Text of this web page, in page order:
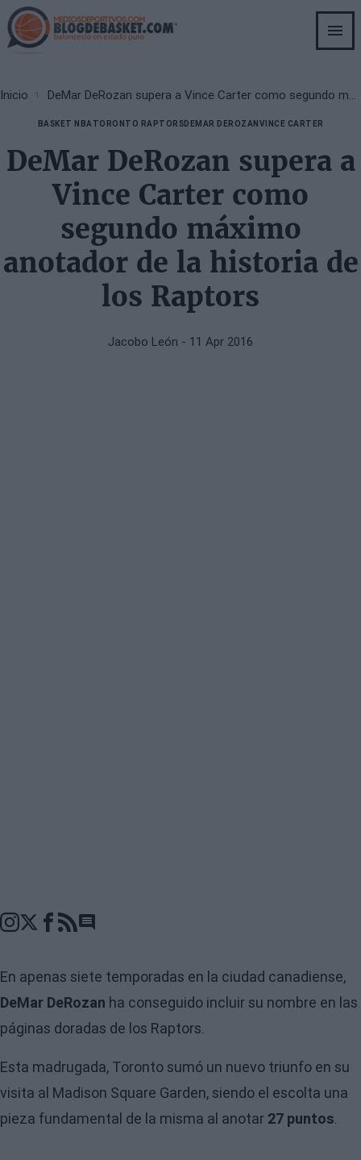
Skip
to
main
Breadcrumb
Inicio DeMar DeRozan supera a Vince Carter como segundo máximo anotador de la historia de los Raptors
BASKET NBATORONTO RAPTORSDEMAR DEROZAN VINCE CARTER
DeMar DeRozan supera a
Vince Carter como
segundo máximo
anotador de la historia de
los Raptors
Jacobo León - 11 Apr 2016
Go to comments seciton
En apenas siete temporadas en la ciudad canadiense,
DeMar DeRozan ha conseguido incluir su nombre en las
páginas doradas de los Raptors.
Esta madrugada, Toronto sumó un nuevo triunfo en su
visita al Madison Square Garden, siendo el escolta una
pieza fundamental de la misma al anotar27 puntos.